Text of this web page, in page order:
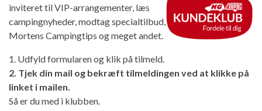
inviteret til VIP-arrangementer, læs
campingnyheder, modtag specialtilbud,
Mortens Campingtips og meget andet.
1. Udfyld formularen og klik på tilmeld.
2. Tjek din mail og bekræft tilmeldingen ved at klikke på
linket i mailen.
Så er du med i klubben.